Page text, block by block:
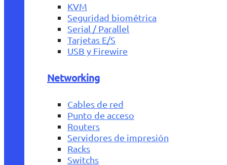
KVM
Seguridad biométrica
Serial / Parallel
Tarjetas E/S
USB y Firewire
Networking
Cables de red
Punto de acceso
Routers
Servidores de impresión
Racks
Switchs